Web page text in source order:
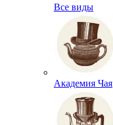
Все виды
Академия Чая